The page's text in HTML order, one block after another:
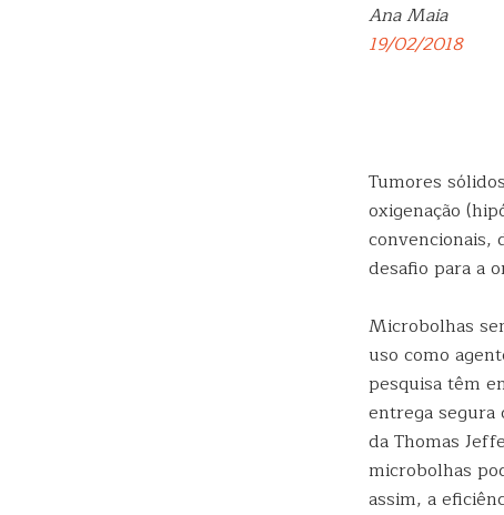
Ana Maia
19/02/2018
Tumores
oxigenação
convencionais,
desafio para a
Microbolhas
uso como
pesquisa têm
entrega
da Thomas
microbolhas
assim, a